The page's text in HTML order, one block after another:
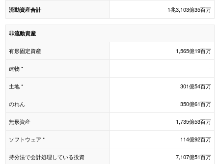
流動資産合計 1兆3,103億35百万
非流動資産
有形固定資産 1,565億19百万
建物 * -
土地 * 301億54百万
のれん 350億61百万
無形資産 1,735億53百万
ソフトウェア * 114億92百万
持分法で会計処理している投資 7,107億51百万